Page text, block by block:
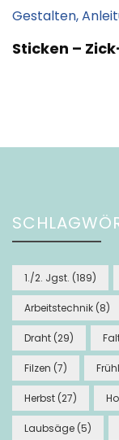
Sticken –
1./2. Jgst. (189)
Arbeitstechnik (8)
Draht (29)
Filzen (7)
Herbst (27)
Laubsäge (5)